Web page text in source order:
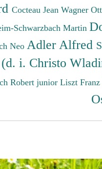
Cocteau Jean Wagner
Schwarzbach Martin
Neo Adler Alfred
i. Christo
Robert junior Liszt Franz